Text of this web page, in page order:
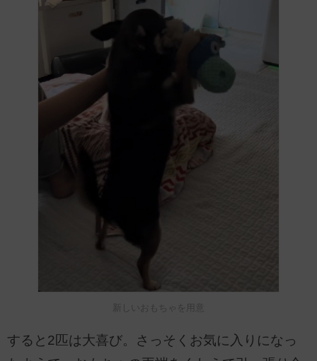
新しいおもちゃを用意
すると2匹は大喜び。さっそくお気に入りになっ